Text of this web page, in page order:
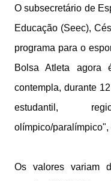
O subsecretário de
Educação (Seec),
programa para o
Bolsa Atleta agora
contempla, durante
estudantil,
olímpico/paralímpico",
Os valores variam